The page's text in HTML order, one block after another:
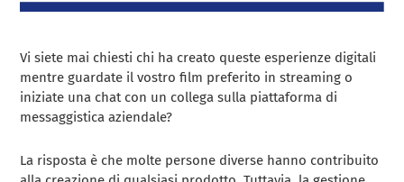
Vi siete mai chiesti chi ha creato queste esperienze digitali
mentre guardate il vostro film preferito in streaming o
iniziate una chat con un collega sulla piattaforma di
messaggistica aziendale?
La risposta è che molte persone diverse hanno contribuito